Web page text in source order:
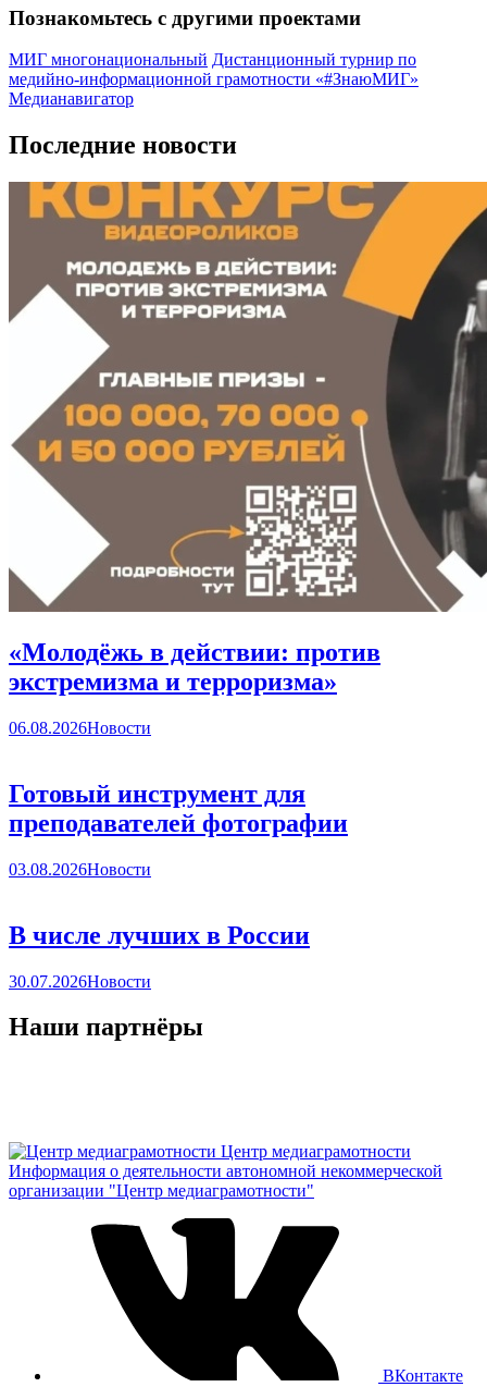
Познакомьтесь с другими проектами
МИГ многонациональный Дистанционный турнир по
медийно-информационной грамотности «#ЗнаюМИГ»
Медианавигатор
Последние новости
«Молодёжь в действии: против
экстремизма и терроризма»
06.08.2026Новости
Готовый инструмент для
преподавателей фотографии
03.08.2026Новости
В числе лучших в России
30.07.2026Новости
Наши партнёры
Центр медиаграмотности
Информация о деятельности автономной некоммерческой
организации "Центр медиаграмотности"
ВКонтакте